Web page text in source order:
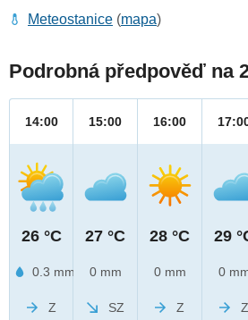
Meteostanice (mapa)
Podrobná předpověď na
14:00
26 °C
0.3 mm
Z
15:00
27 °C
0 mm
SZ
16:00
28 °C
0 mm
Z
29
0
Z